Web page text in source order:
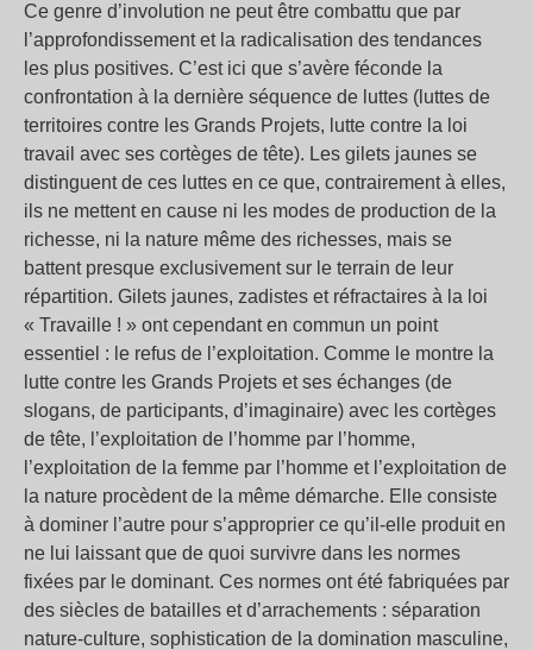
Ce genre d’involution ne peut être combattu que par
l’approfondissement et la radicalisation des tendances
les plus positives. C’est ici que s’avère féconde la
confrontation à la dernière séquence de luttes (luttes de
territoires contre les Grands Projets, lutte contre la loi
travail avec ses cortèges de tête). Les gilets jaunes se
distinguent de ces luttes en ce que, contrairement à elles,
ils ne mettent en cause ni les modes de production de la
richesse, ni la nature même des richesses, mais se
battent presque exclusivement sur le terrain de leur
répartition. Gilets jaunes, zadistes et réfractaires à la loi
« Travaille ! » ont cependant en commun un point
essentiel : le refus de l’exploitation. Comme le montre la
lutte contre les Grands Projets et ses échanges (de
slogans, de participants, d’imaginaire) avec les cortèges
de tête, l’exploitation de l’homme par l’homme,
l’exploitation de la femme par l’homme et l’exploitation de
la nature procèdent de la même démarche. Elle consiste
à dominer l’autre pour s’approprier ce qu’il-elle produit en
ne lui laissant que de quoi survivre dans les normes
fixées par le dominant. Ces normes ont été fabriquées par
des siècles de batailles et d’arrachements : séparation
nature-culture, sophistication de la domination masculine,